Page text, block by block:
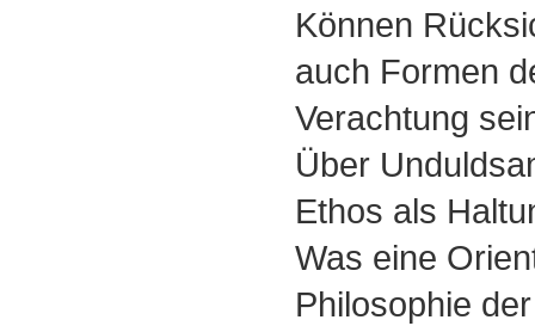
Können
auch Formen
Verachtung
Über
Ethos als
Was eine
Philosophie